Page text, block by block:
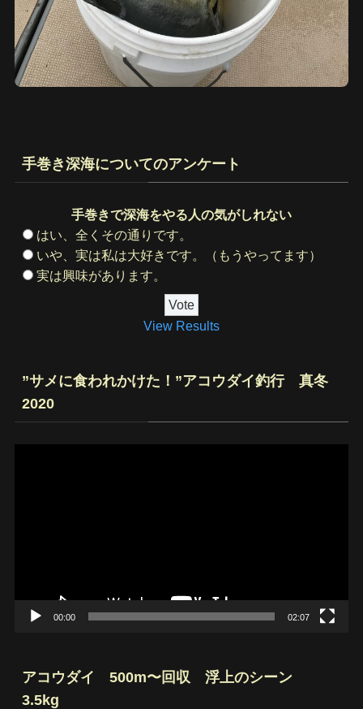
手巻き深海についてのアンケート
手巻きで深海をやる人の気がしれない
はい、全くその通りです。
いや、実は私は大好きです。（もうやってます）
実は興味があります。
View Results
”サメに食われかけた！”アコウダイ釣行 真冬
2020
00:00 02:07
アコウダイ 500m〜回収 浮上のシーン
3.5kg